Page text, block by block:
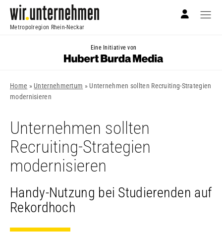
Metropolregion Rhein-Neckar
Eine Initiative von
Home » Unternehmertum » Unternehmen sollten Recruiting-Strategien
modernisieren
Unternehmen sollten
Recruiting-Strategien
modernisieren
Handy-Nutzung bei Studierenden auf
Rekordhoch